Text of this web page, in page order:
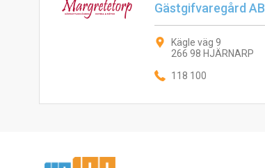
Gästgifvaregård AB
Kägle väg 9
266 98 HJÄRNARP
118 100